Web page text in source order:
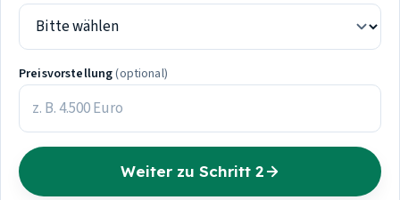
Preisvorstellung(optional)
Weiter zu Schritt 2